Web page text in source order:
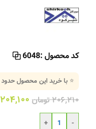
کد محصول :6048
⭐ با خرید این محصول حدود
۲۰۶,۲۱۰تومان ۲۰۴,۱۰۰
-
+